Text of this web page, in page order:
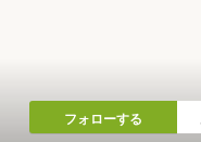
フォローする